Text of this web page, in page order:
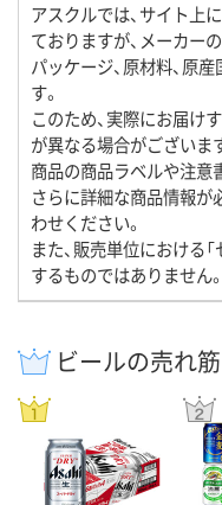
アスクルでは、サイト上
ておりますが、メーカーの
パッケージ、原材料、原
す。
このため、実際にお届け
が異なる場合がございま
商品の商品ラベルや注意
さらに詳細な商品情報が
わせください。
また、販売単位における
するものではありません
ビールの売れ